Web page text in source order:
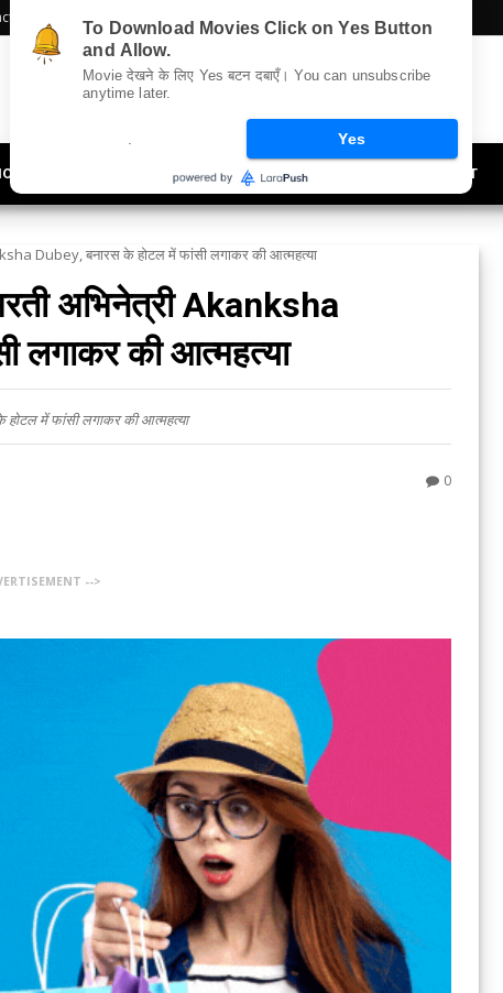
Us Sitemap
UPDATES LIFESTYLE OFFBEAT
Dubey, बनारस के होटल में फांसी लगाकर की आत्महत्या
अभिनेत्री Akanksha
लगाकर की आत्महत्या
होटल में फांसी लगाकर की आत्महत्या
0
-->
To Download Movies Click on Yes Button
and Allow.
Movie देखने के लिए Yes बटन दबाएँ। You can unsubscribe
anytime later.
Yes